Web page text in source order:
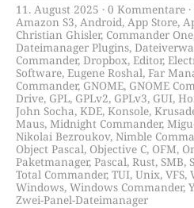
11. August 2025 0 Kommentare
Amazon S3, Android, App Store,
Christian Ghisler, Commander One
Dateimanager Plugins,
Commander, Dropbox, Editor,
Software, Eugene Roshal, Far
Commander, GNOME, GNOME
Drive, GPL, GPLv2, GPLv3, GUI,
John Socha, KDE, Konsole,
Maus, Midnight Commander,
Nikolai Bezroukov, Nimble
Object Pascal, Objective C, OFM,
Paketmanager, Pascal, Rust, SMB,
Total Commander, TUI, Unix, VFS,
Windows, Windows Commander,
Zwei-Panel-Dateimanager